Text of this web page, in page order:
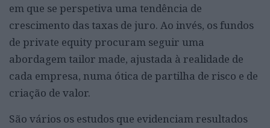
em que se perspetiva uma tendência de
crescimento das taxas de juro. Ao invés, os fundos
de private equity procuram seguir uma
abordagem tailor made, ajustada à realidade de
cada empresa, numa ótica de partilha de risco e de
criação de valor.
São vários os estudos que evidenciam resultados